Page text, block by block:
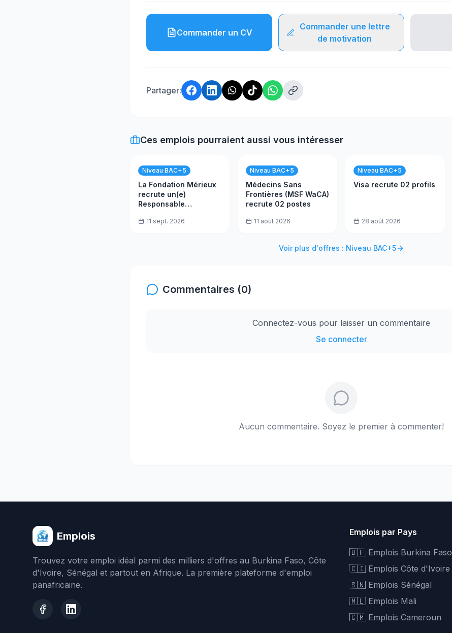
Commander un CV
Commander une lettre
de motivation
Partager:
Ces emplois pourraient aussi vous intéresser
Niveau BAC+5
La Fondation Mérieux
recrute un(e)
Responsable
PROALAB
11 sept. 2026
Niveau BAC+5
Médecins Sans
Frontières (MSF WaCA)
recrute 02 postes
11 août 2026
Niveau BAC+5
Visa recrute 02 profils
28 août 2026
Voir plus d'offres : Niveau BAC+5
Commentaires (0)
Connectez-vous pour laisser un commentaire
Se connecter
Aucun commentaire. Soyez le premier à commenter!
Emplois
Trouvez votre emploi idéal parmi des milliers d'offres au Burkina Faso, Côte
d'Ivoire, Sénégal et partout en Afrique. La première plateforme d'emploi
panafricaine.
Emplois par Pays
🇧🇫 Emplois Burkina Faso
🇨🇮 Emplois Côte d'Ivoire
🇸🇳 Emplois Sénégal
🇲🇱 Emplois Mali
🇨🇲 Emplois Cameroun